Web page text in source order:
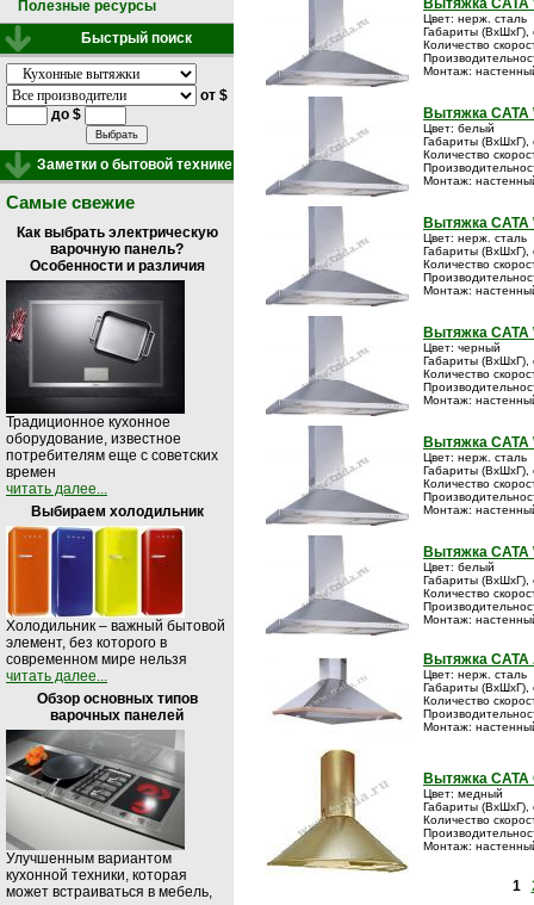
Полезные ресурсы
Быстрый поиск
от $
до $
Заметки о бытовой технике
Самые свежие
Как выбрать электрическую
варочную панель?
Особенности и различия
Традиционное кухонное
оборудование, известное
потребителям еще с советских
времен
читать далее...
Выбираем холодильник
Холодильник – важный бытовой
элемент, без которого в
современном мире нельзя
читать далее...
Обзор основных типов
варочных панелей
Улучшенным вариантом
кухонной техники, которая
может встраиваться в мебель,
Цвет: нерж. сталь
Габариты (ВxШxГ),
Количество
Монтаж:
Вытяжка CATA
Цвет: белый
Габариты (ВxШxГ),
Количество
Монтаж:
Вытяжка CATA
Цвет: нерж. сталь
Габариты (ВxШxГ),
Количество
Монтаж:
Вытяжка CATA
Цвет: черный
Габариты (ВxШxГ),
Количество
Монтаж:
Вытяжка CATA
Цвет: нерж. сталь
Габариты (ВxШxГ),
Количество
Монтаж:
Вытяжка CATA
Цвет: белый
Габариты (ВxШxГ),
Количество
Монтаж:
Вытяжка CATA
Цвет: нерж. сталь
Габариты (ВxШxГ),
Количество
Монтаж:
Вытяжка CATA
Цвет: медный
Габариты (ВxШxГ),
Количество
Монтаж:
1